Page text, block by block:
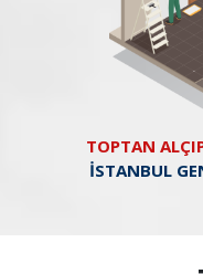
TOPTAN
İSTANBUL